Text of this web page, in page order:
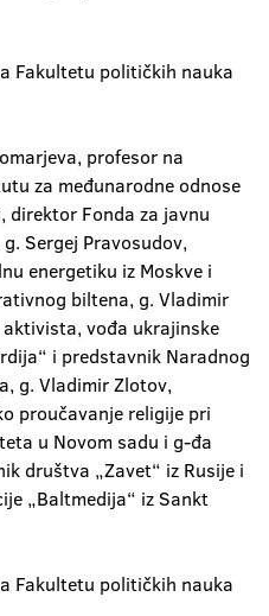
profesor na
za međunarodne odnose
direktor Fonda za javnu
Sergej Pravosudov,
energetiku iz Moskve i
biltena, g. Vladimir
vođa ukrajinske
i predstavnik Naradnog
g. Vladimir Zlotov,
proučavanje religije pri
u Novom sadu i g-đa
društva „Zavet“ iz Rusije i
„Baltmedija“ iz Sankt